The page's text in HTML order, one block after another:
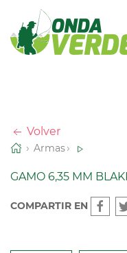
Volver
Armas
GAMO 6,35 MM
COMPARTIR EN